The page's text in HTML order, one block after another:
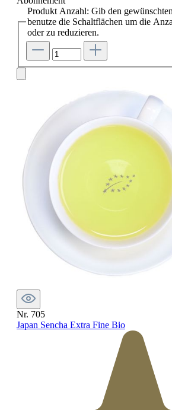
Produkt Anzahl: Gib den
benutze die Schaltflächen um die
oder zu reduzieren.
Nr. 705
Japan Sencha Extra Fine Bio